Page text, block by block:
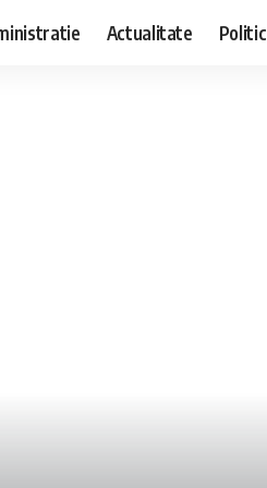
Actualitate Politic